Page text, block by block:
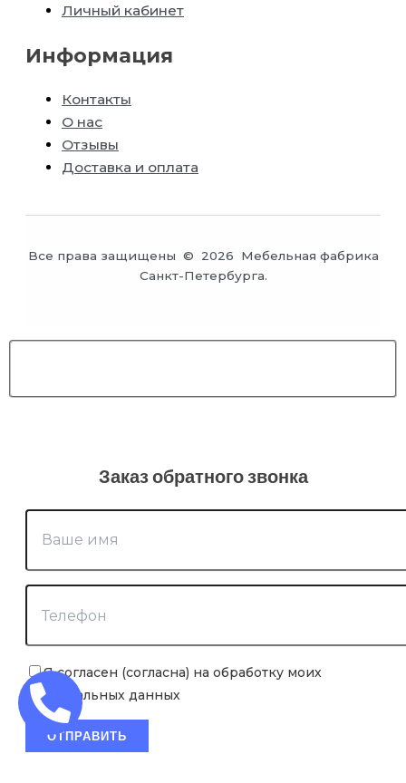
Личный кабинет
Информация
Контакты
О нас
Отзывы
Доставка и оплата
Все права защищены © 2026 Мебельная фабрика
Санкт-Петербурга.
Заказ обратного звонка
Я согласен (согласна) на обработку моих
персональных данных